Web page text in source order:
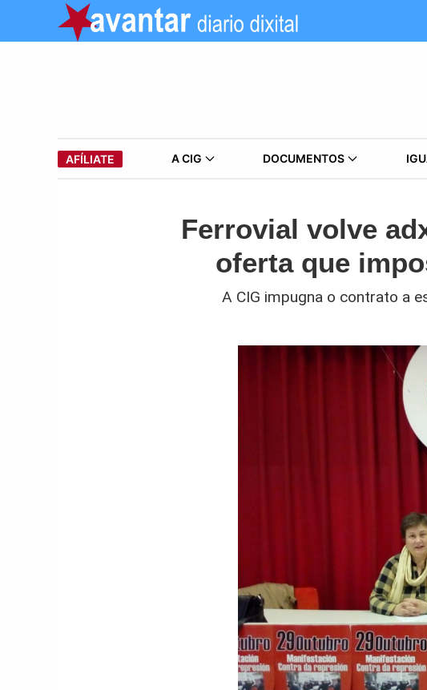
AFÍLIATE A CIG DOCUMENTOS
Ferrovial volve
oferta que
A CIG impugna o contrato a